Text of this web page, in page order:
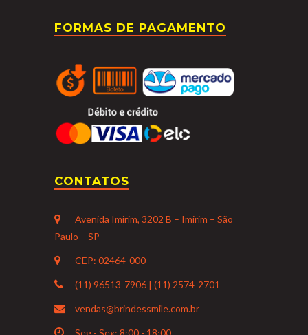
FORMAS DE PAGAMENTO
CONTATOS
Avenida Imirim, 3202 B – Imirim – São
Paulo – SP
CEP: 02464-000
(11) 96513-7906 | (11) 2574-2701
vendas@brindessmile.com.br
Seg - Sex: 8:00 - 18:00